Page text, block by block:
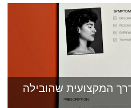
המקצועית שהובילה